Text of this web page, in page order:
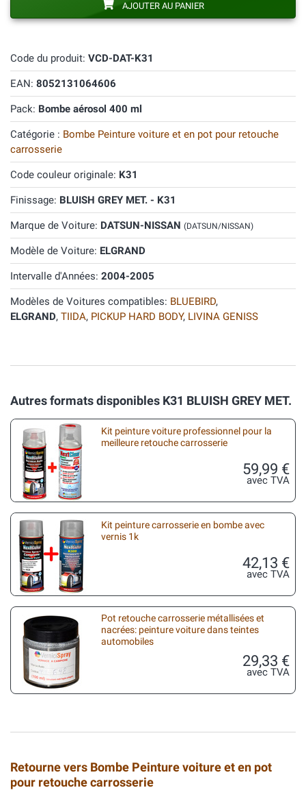
Code du produit: VCD-DAT-K31
EAN: 8052131064606
Pack: Bombe aérosol 400 ml
Catégorie : Bombe Peinture voiture et en pot pour retouche
carrosserie
Code couleur originale: K31
Finissage: BLUISH GREY MET. - K31
Marque de Voiture: DATSUN-NISSAN (DATSUN/NISSAN)
Modèle de Voiture: ELGRAND
Intervalle d'Années: 2004-2005
Modèles de Voitures compatibles: BLUEBIRD,
ELGRAND, TIIDA, PICKUP HARD BODY, LIVINA GENISS
AJOUTER AU PANIER
Autres formats disponibles K31 BLUISH GREY MET.
Kit peinture voiture professionnel pour la
meilleure retouche carrosserie
59,99 €
avec TVA
Kit peinture carrosserie en bombe avec
vernis 1k
42,13 €
avec TVA
Pot retouche carrosserie métallisées et
nacrées: peinture voiture dans teintes
automobiles
29,33 €
avec TVA
Retourne vers Bombe Peinture voiture et en pot
pour retouche carrosserie